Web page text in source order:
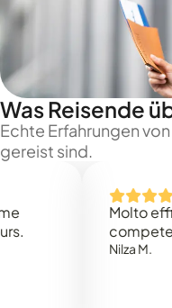
Was Reisende
Echte Erfahrungen
gereist sind.
Molto efficace!
competenza!